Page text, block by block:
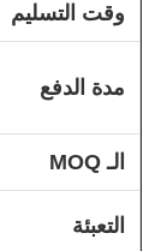
وقت التسليم
مدة الدفع
الـ MOQ
التعبئة